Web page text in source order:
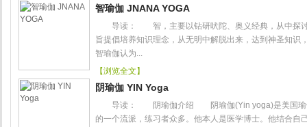
智瑜伽 JNANA YOGA
导读： 智，主要以钻研吠陀、奥义经典，从中探
旨提倡培养知识理念，从无明中解脱出来，达到神圣知
智瑜伽认为...
【浏览全文】
阴瑜伽 YIN Yoga
导读： 阴瑜伽介绍 阴瑜伽(Yin yoga)是美国瑜伽
的一个流派，练习者众多。他本人是医学博士。他结合自